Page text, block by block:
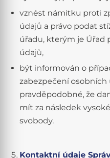
vznést námitku proti
údajů a právo podat
úřadu, kterým je Úřad
údajů,
být informován o
zabezpečení osobních
pravděpodobné, že
mít za následek
svobody.
Kontaktní údaje